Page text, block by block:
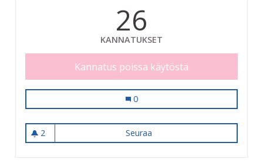
26
KANNATUKSET
Kannatus poissa käytöstä
Palloseinä Pohjankorven puistoon
0
2
2 seuraajaa
Seuraa